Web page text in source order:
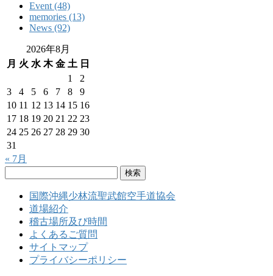
Event (48)
memories (13)
News (92)
2026年8月
月 火 水 木 金 土 日
1
2
3
4 5 6 7 8
9
10 11 12 13 14 15 16
17 18 19 20 21 22 23
24 25 26 27 28 29 30
31
« 7月
国際沖縄少林流聖武館空手道協会
道場紹介
稽古場所及び時間
よくあるご質問
サイトマップ
プライバシーポリシー